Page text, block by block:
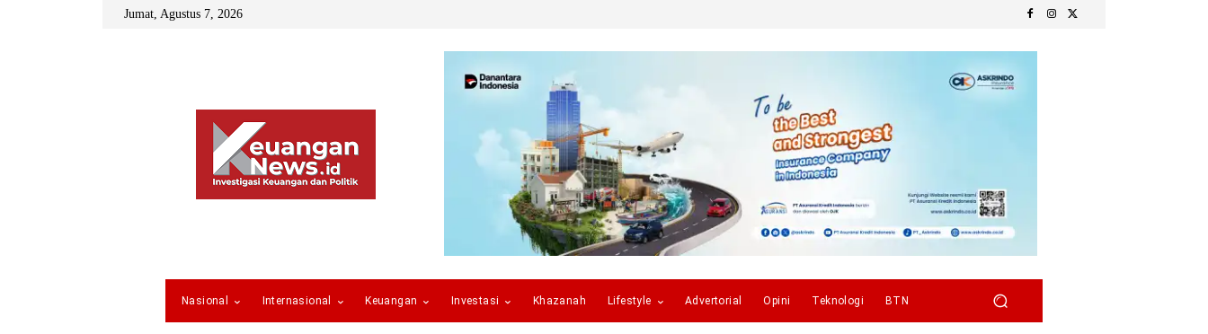
Jumat, Agustus 7, 2026
Nasional Internasional Keuangan Investasi Khazanah Lifestyle Advertorial Opini Teknologi BTN